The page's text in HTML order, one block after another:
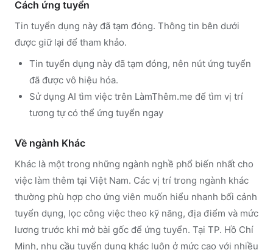
Cách ứng tuyển
Tin tuyển dụng này đã tạm đóng. Thông tin bên dưới
được giữ lại để tham khảo.
Tin tuyển dụng này đã tạm đóng, nên nút ứng tuyển
đã được vô hiệu hóa.
Sử dụng AI tìm việc trên LàmThêm.me để tìm vị trí
tương tự có thể ứng tuyển ngay
Về ngành Khác
Khác là một trong những ngành nghề phổ biến nhất cho
việc làm thêm tại Việt Nam. Các vị trí trong ngành khác
thường phù hợp cho ứng viên muốn hiểu nhanh bối cảnh
tuyển dụng, lọc công việc theo kỹ năng, địa điểm và mức
lương trước khi mở bài gốc để ứng tuyển. Tại TP. Hồ Chí
Minh, nhu cầu tuyển dụng khác luôn ở mức cao với nhiều